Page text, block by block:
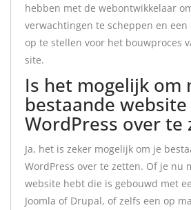
hebben met de webontwikkelaar
verwachtingen te scheppen en
op te stellen voor het bouwproces
site.
Is het mogelijk om
bestaande
WordPress over te
Ja, het is zeker mogelijk om je
WordPress over te zetten. Of je nu
website hebt die is gebouwd met
Joomla of Drupal, of zelfs een op